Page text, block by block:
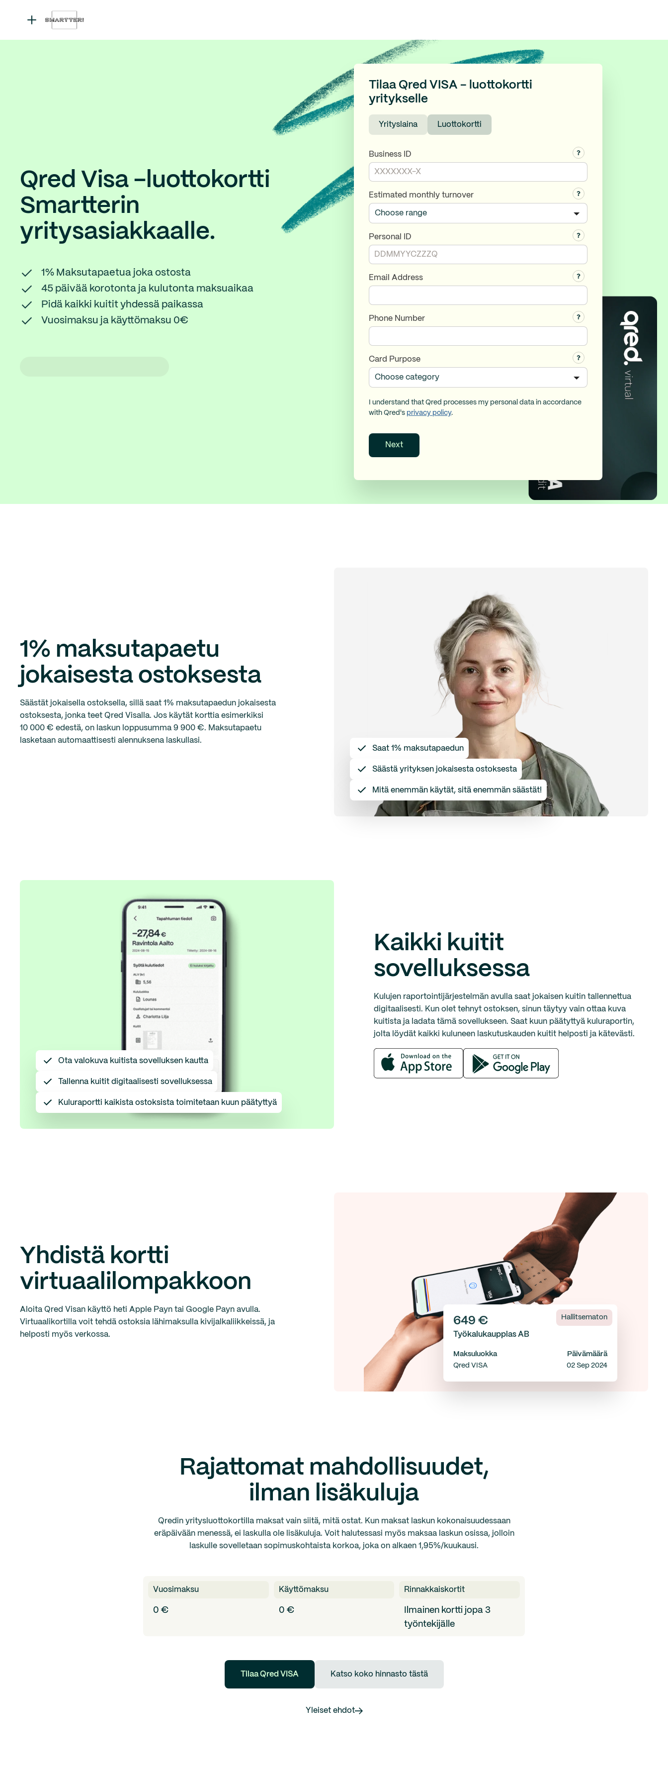
Qred Visa -luottokortti
Smartterin
yritysasiakkaalle.
1% Maksutapaetua joka ostosta
45 päivää korotonta ja kulutonta maksuaikaa
Pidä kaikki kuitit yhdessä paikassa
Vuosimaksu ja käyttömaksu 0€
Tilaa Qred VISA - luottokortti
yritykselle
Yrityslaina Luottokortti
Business ID
Estimated monthly turnover
Personal ID
Email Address
Phone Number
Card Purpose
I understand that Qred processes my personal data in accordance
with Qred's privacy policy.
1% maksutapaetu
jokaisesta ostoksesta
Säästät jokaisella ostoksella, sillä saat 1% maksutapaedun jokaisesta
ostoksesta, jonka teet Qred Visalla. Jos käytät korttia esimerkiksi
10 000 € edestä, on laskun loppusumma 9 900 €. Maksutapaetu
lasketaan automaattisesti alennuksena laskullasi.
Saat 1% maksutapaedun
Säästä yrityksen jokaisesta ostoksesta
Mitä enemmän käytät, sitä enemmän säästät!
Kaikki kuitit
sovelluksessa
Kulujen raportointijärjestelmän avulla saat jokaisen kuitin tallennettua
digitaalisesti. Kun olet tehnyt ostoksen, sinun täytyy vain ottaa kuva
kuitista ja ladata tämä sovellukseen. Saat kuun päätyttyä kuluraportin,
jolta löydät kaikki kuluneen laskutuskauden kuitit helposti ja kätevästi.
Ota valokuva kuitista sovelluksen kautta
Tallenna kuitit digitaalisesti sovelluksessa
Kuluraportti kaikista ostoksista toimitetaan kuun päätyttyä
Yhdistä kortti
virtuaalilompakkoon
Aloita Qred Visan käyttö heti Apple Payn tai Google Payn avulla.
Virtuaalikortilla voit tehdä ostoksia lähimaksulla kivijalkaliikkeissä, ja
helposti myös verkossa.
Hallitsematon
649 €
Työkalukauppias AB
Maksuluokka
Päivämäärä
Qred VISA
02 Sep 2024
Rajattomat mahdollisuudet,
ilman lisäkuluja
Qredin yritysluottokortilla maksat vain siitä, mitä ostat. Kun maksat laskun kokonaisuudessaan
eräpäivään menessä, ei laskulla ole lisäkuluja. Voit halutessasi myös maksaa laskun osissa, jolloin
laskulle sovelletaan sopimuskohtaista korkoa, joka on alkaen 1,95%/kuukausi.
Vuosimaksu Käyttömaksu Rinnakkaiskortit
0 € 0 €
Ilmainen kortti jopa 3
työntekijälle
Tilaa Qred VISA Katso koko hinnasto tästä
Yleiset ehdot